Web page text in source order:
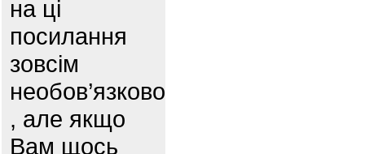
на ці
посилання
зовсім
необов’язково
, але якщо
Вам щось